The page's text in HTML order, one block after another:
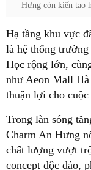
Hưng còn kiến tạo
Hạ tầng khu vực
là hệ thống
Học rộng lớn,
như Aeon Mall
thuận lợi cho cuộc
Trong làn sóng
Charm An Hưng
chất lượng vượt
concept độc đáo,